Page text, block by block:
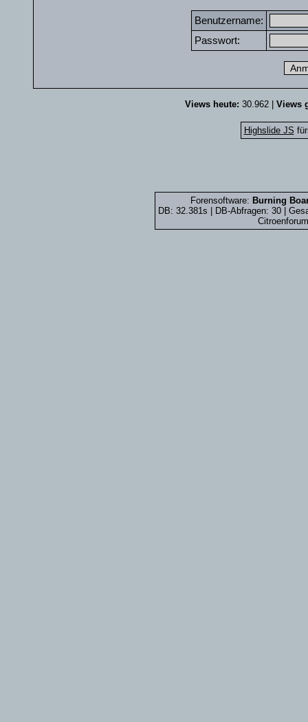
Benutzername:
Passwort:
Views heute: 30.962 | Views
Highslide JS
Forensoftware: Burning
DB: 32.381s | DB-Abfragen: 30 |